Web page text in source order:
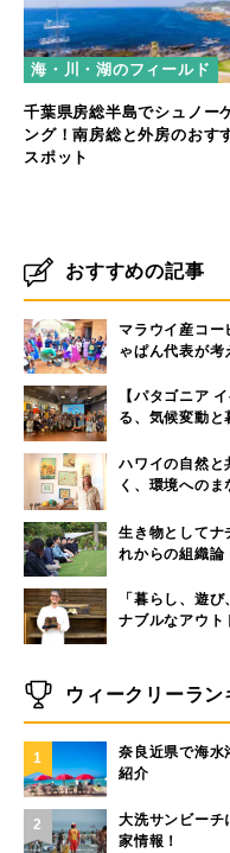
海・川・湖のフィールド
千葉県房総半島でシュノー
ング！南房総と外房のおす
スポット
おすすめの記事
マラウイ産コー
ゃぱん代表が考
【パタゴニア
る、気候変動と
ハワイの自然
く、環境へのま
生き物としてナ
れからの組織論
「暮らし、遊
ナブルなアウト
ウィークリーラン
1
奈良近県で海水
紹介
2
大洗サンビーチ
家情報！